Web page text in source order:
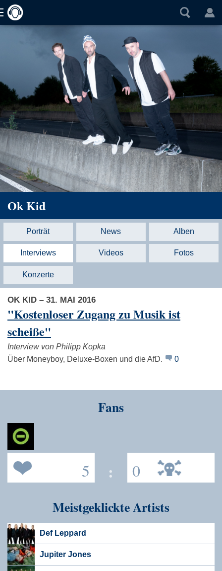
Ok Kid
Porträt News Alben
Interviews Videos Fotos
Konzerte
OK KID – 31. MAI 2016
"Kostenloser Zugang zu Musik ist
scheiße"
Interview von Philipp Kopka
Über Moneyboy, Deluxe-Boxen und die AfD.
0
Fans
5 : 0
Meistgeklickte Artists
Def Leppard
Jupiter Jones